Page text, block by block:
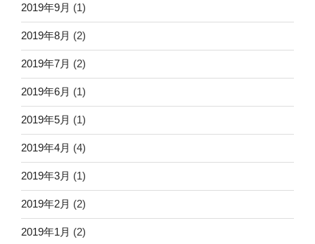
2019年9月 (1)
2019年8月 (2)
2019年7月 (2)
2019年6月 (1)
2019年5月 (1)
2019年4月 (4)
2019年3月 (1)
2019年2月 (2)
2019年1月 (2)